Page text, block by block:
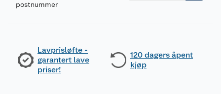
postnummer
Lavprisløfte -
garantert lave
priser!
120 dagers åpent
kjøp